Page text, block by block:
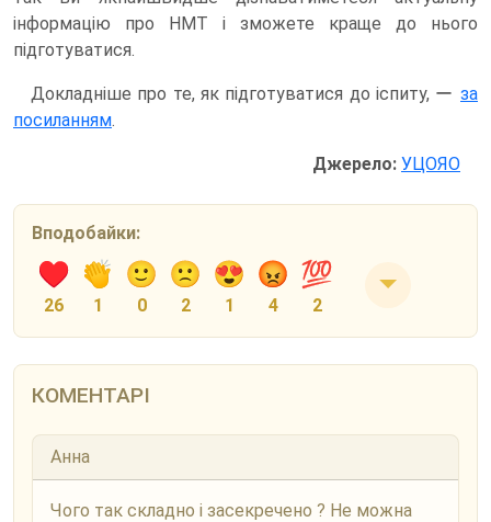
інформацію про НМТ і зможете краще до нього
підготуватися.
Докладніше про те, як підготуватися до іспиту, ー за
посиланням.
Джерело: УЦОЯО
Вподобайки:
26 1 0 2 1 4 2
КОМЕНТАРІ
Анна
Чого так складно і засекречено ? Не можна